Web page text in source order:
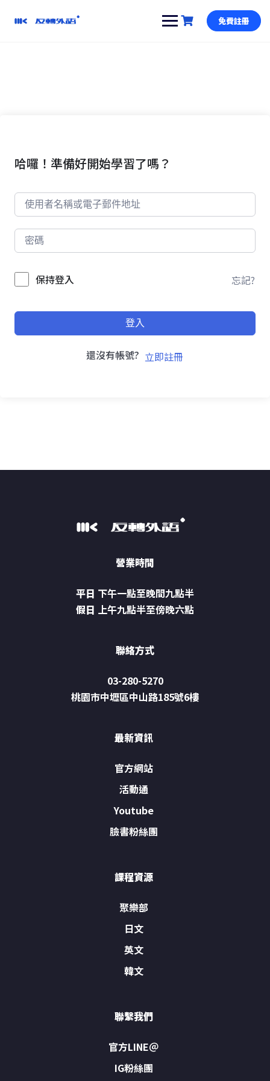
免費註冊
哈囉！準備好開始學習了嗎？
保持登入 忘記?
登入
還沒有帳號? 立即註冊
營業時間
平日 下午一點至晚間九點半
假日 上午九點半至傍晚六點
聯絡方式
03-280-5270
桃園市中壢區中山路185號6樓
最新資訊
官方網站
活動通
Youtube
臉書粉絲團
課程資源
聚樂部
日文
英文
韓文
聯繫我們
官方LINE＠
IG粉絲團